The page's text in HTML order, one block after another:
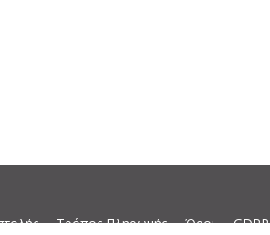
Τρόπος Πληρωμής Όροι GDPR